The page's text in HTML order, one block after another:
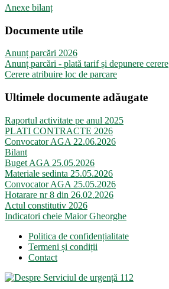
Anexe bilanț
Documente utile
Anunț parcări 2026
Anunț parcări - plată tarif și depunere cerere
Cerere atribuire loc de parcare
Ultimele documente adăugate
Raportul activitate pe anul 2025
PLATI CONTRACTE 2026
Convocator AGA 22.06.2026
Bilant
Buget AGA 25.05.2026
Materiale sedinta 25.05.2026
Convocator AGA 25.05.2026
Hotarare nr 8 din 26.02.2026
Actul constitutiv 2026
Indicatori cheie Maior Gheorghe
Politica de confidențialitate
Termeni și condiții
Contact